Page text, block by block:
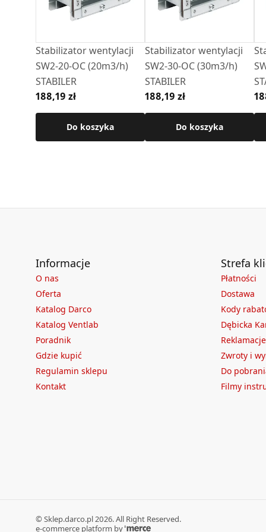
Stabilizator wentylacji
SW2-20-OC (20m3/h)
STABILER
188,19 zł
Do koszyka
Stabilizator wentylacji
SW2-30-OC (30m3/h)
STABILER
188,19 zł
Do koszyka
Informacje
O nas
Oferta
Katalog Darco
Katalog Ventlab
Poradnik
Gdzie kupić
Regulamin sklepu
Kontakt
Strefa
Płatności
Dostawa
Kody
Dębicka
Reklamacje
Zwroty i
Do
Filmy
© Sklep.darco.pl 2026. All Right Reserved.
e-commerce platform by